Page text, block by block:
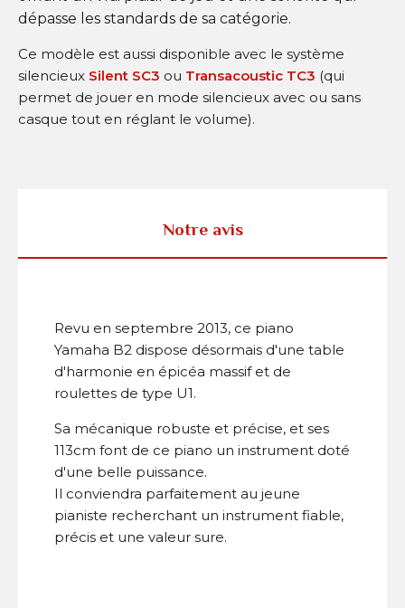
dépasse les standards de sa catégorie.
Ce modèle est aussi disponible avec le système
silencieux Silent SC3 ou Transacoustic TC3 (qui
permet de jouer en mode silencieux avec ou sans
casque tout en réglant le volume).
Notre avis
Revu en septembre 2013, ce piano
Yamaha B2 dispose désormais d'une table
d'harmonie en épicéa massif et de
roulettes de type U1.
Sa mécanique robuste et précise, et ses
113cm font de ce piano un instrument doté
d'une belle puissance.
Il conviendra parfaitement au jeune
pianiste recherchant un instrument fiable,
précis et une valeur sure.